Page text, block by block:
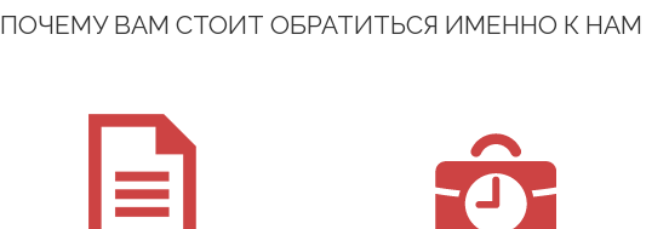
ПОЧЕМУ ВАМ СТОИТ ОБРАТИТЬСЯ ИМЕННО К НАМ